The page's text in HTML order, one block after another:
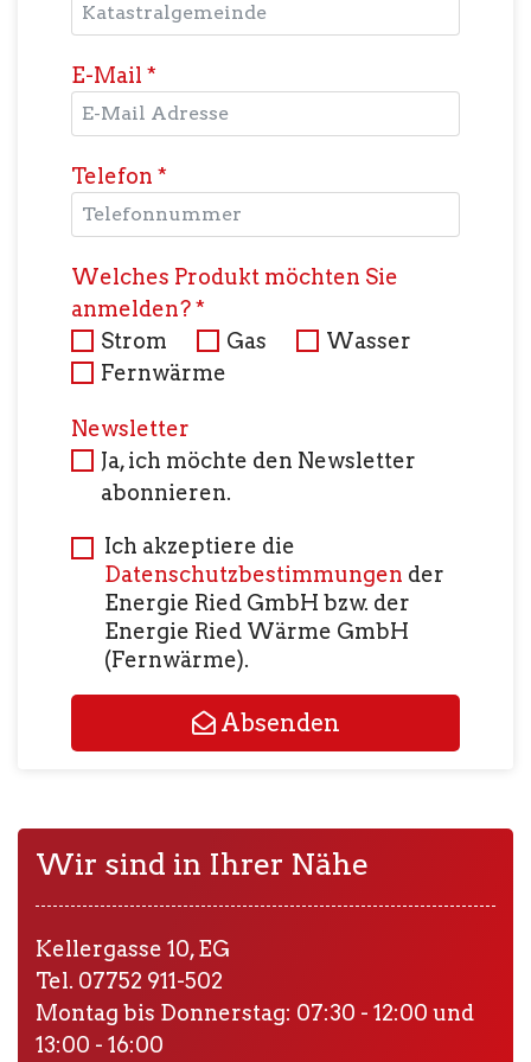
E-Mail *
Telefon *
Welches Produkt möchten Sie
anmelden?*
Strom
Gas
Wasser
Fernwärme
Newsletter
Ja, ich möchte den Newsletter
abonnieren.
Ich akzeptiere die
Datenschutzbestimmungen der
Energie Ried GmbH bzw. der
Energie Ried Wärme GmbH
(Fernwärme).
Absenden
Wir sind in Ihrer Nähe
Kellergasse 10, EG
Tel. 07752 911-502
Montag bis Donnerstag: 07:30 - 12:00 und
13:00 - 16:00